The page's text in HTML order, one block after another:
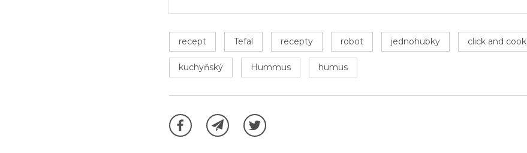
recept Tefal recepty robot jednohubky click and cook
kuchyňský Hummus humus